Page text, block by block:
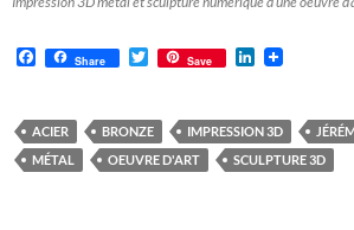
F
b
o
o
Share
T
t
e
r
Save
e
d
I
ACIER BRONZE IMPRESSION 3D
MÉTAL
OEUVRE D'ART SCULPTURE 3D